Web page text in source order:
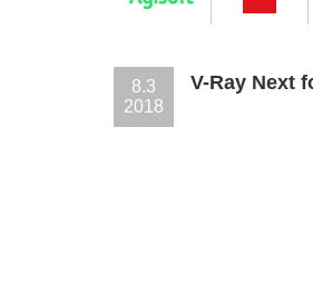
8.3
2018
V-Ray Next